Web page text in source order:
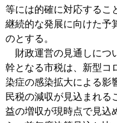
等には的確に対応するこ
継続的な発展に向けた予
のとする。
財政運営の見通しにつ
幹となる市税は、新型コ
染症の感染拡大による影
民税の減収が見込まれる
益の増収が現時点で見込